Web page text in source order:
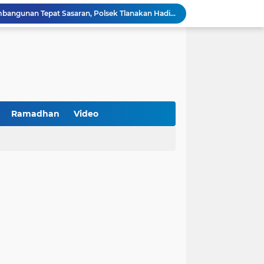
Kawal Perencanaan Pembangunan Tepat Sasaran, Polsek Tlanakan Hadiri Musrenbangdes Desa Bandaran
BPS Sampang: UMKM dan Usaha Besar Wajib Terdata di Sensus Ekonomi 2026, Kunci Kebijakan Tepat Sasaran
Baru Industri Jasa Keuangan
Ramadhan Video